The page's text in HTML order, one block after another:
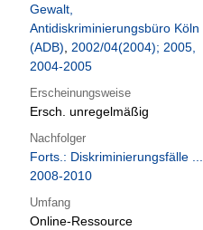
Gewalt,
Antidiskriminierungsbüro Köln
(ADB), 2002/04(2004); 2005,
2004-2005
Erscheinungsweise
Ersch. unregelmäßig
Nachfolger
Forts.: Diskriminierungsfälle
2008-2010
Umfang
Online-Ressource